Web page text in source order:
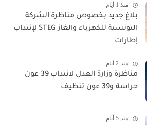
منذ 1 أيام
بلاغ جديد بخصوص مناظرة الشركة
التونسية للكهرباء والغاز STEG لإنتداب
إطارات
منذ 2 أيام
مناظرة وزارة العدل لانتداب 39 عون
حراسة و39 عون تنظيف
منذ 5 أيام